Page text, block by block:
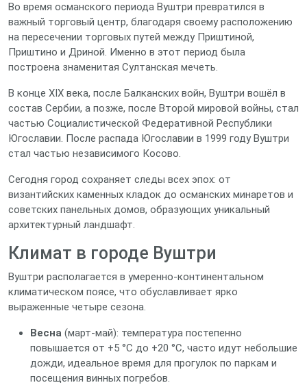
Во время османского периода Вуштри превратился в
важный торговый центр, благодаря своему расположению
на пересечении торговых путей между Приштиной,
Приштино и Дриной. Именно в этот период была
построена знаменитая Султанская мечеть.
В конце XIX века, после Балканских войн, Вуштри вошёл в
состав Сербии, а позже, после Второй мировой войны, стал
частью Социалистической Федеративной Республики
Югославии. После распада Югославии в 1999 году Вуштри
стал частью независимого Косово.
Сегодня город сохраняет следы всех эпох: от
византийских каменных кладок до османских минаретов и
советских панельных домов, образующих уникальный
архитектурный ландшафт.
Климат в городе Вуштри
Вуштри располагается в умеренно-континентальном
климатическом поясе, что обуславливает ярко
выраженные четыре сезона.
Весна (март‑май): температура постепенно
повышается от +5 °C до +20 °C, часто идут небольшие
дожди, идеальное время для прогулок по паркам и
посещения винных погребов.